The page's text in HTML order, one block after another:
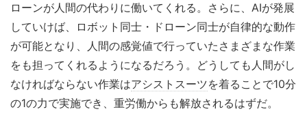
ローンが人間の代わりに働いてくれる。さらに、AIが発展
していけば、ロボット同士・ドローン同士が自律的な動作
が可能となり、人間の感覚値で行っていたさまざまな作業
をも担ってくれるようになるだろう。どうしても人間がし
なければならない作業はアシストスーツを着ることで10分
の1の力で実施でき、重労働からも解放されるはずだ。